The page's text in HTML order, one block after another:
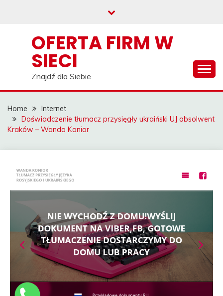
OFERTA FIRM W
SIECI
Znajdź dla Siebie
Home
Internet
Doświadczenie tłumacz przysięgły ukraiński UJ absolwent
Kraków – Wanda Konior